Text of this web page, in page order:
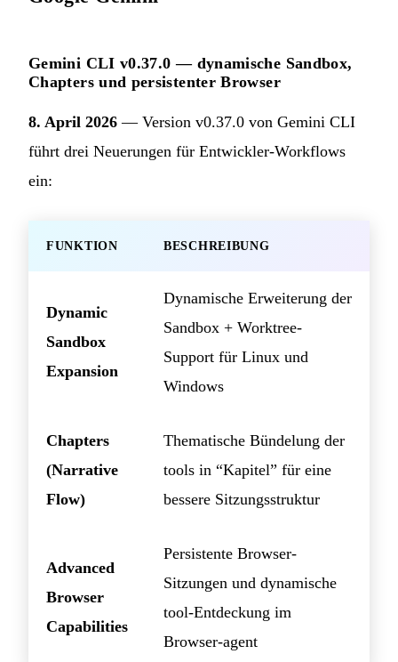
Gemini CLI v0.37.0 — dynamische Sandbox,
Chapters und persistenter Browser
8. April 2026 — Version v0.37.0 von Gemini CLI
führt drei Neuerungen für Entwickler-Workflows
ein:
FUNKTION BESCHREIBUNG
Dynamic
Sandbox
Expansion
Dynamische Erweiterung der
Sandbox + Worktree-
Support für Linux und
Windows
Chapters
(Narrative
Flow)
Thematische Bündelung der
tools in “Kapitel” für eine
bessere Sitzungsstruktur
Advanced
Browser
Capabilities
Persistente Browser-
Sitzungen und dynamische
tool-Entdeckung im
Browser-agent